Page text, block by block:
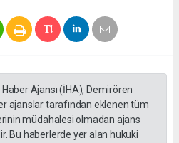
Ajansı (İHA), Demirören
ajanslar tarafından eklenen tüm
müdahalesi olmadan ajans
Bu haberlerde yer alan hukuki